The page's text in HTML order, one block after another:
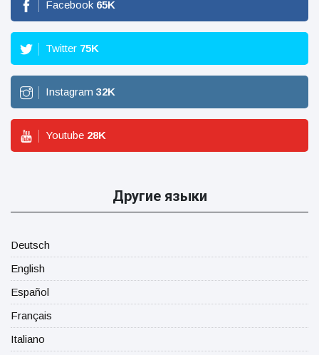
Facebook 65K
Twitter 75K
Instagram 32K
Youtube 28K
Другие языки
Deutsch
English
Español
Français
Italiano